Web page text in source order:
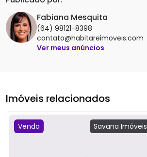
Fabiana Mesquita
(64) 98121-8398
contato@habitareimoveis.com
Ver meus anúncios
Venda Savana Imóveis
Imóveis relacionados